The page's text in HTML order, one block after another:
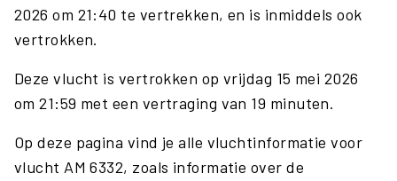
2026 om 21:40 te vertrekken, en is inmiddels ook
vertrokken.
Deze vlucht is vertrokken op vrijdag 15 mei 2026
om 21:59 met een vertraging van 19 minuten.
Op deze pagina vind je alle vluchtinformatie voor
vlucht AM 6332, zoals informatie over de